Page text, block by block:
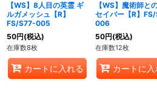
【WS】8人目の英霊 ギ
ルガメッシュ【R】
FS/S77-005
50円(税込)
在庫数8枚
カートに入れる
【WS】魔術師と
セイバー【R】
006
50円(税込)
在庫数12枚
カートに